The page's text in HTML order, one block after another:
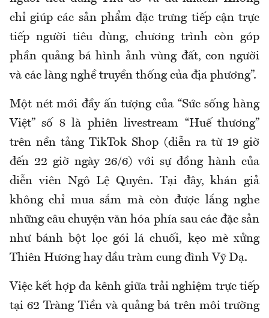
chỉ giúp các sản phẩm đặc trưng tiếp cận trực
tiếp người tiêu dùng, chương trình còn góp
phần quảng bá hình ảnh vùng đất, con người
và các làng nghề truyền thống của địa phương”.
Một nét mới đầy ấn tượng của “Sức sống hàng
Việt” số 8 là phiên livestream “Huế thương”
trên nền tảng TikTok Shop (diễn ra từ 19 giờ
đến 22 giờ ngày 26/6) với sự đồng hành của
diễn viên Ngô Lệ Quyên. Tại đây, khán giả
không chỉ mua sắm mà còn được lắng nghe
những câu chuyện văn hóa phía sau các đặc sản
như bánh bột lọc gói lá chuối, kẹo mè xửng
Thiên Hương hay dầu tràm cung đình Vỹ Dạ.
Việc kết hợp đa kênh giữa trải nghiệm trực tiếp
tại 62 Tràng Tiền và quảng bá trên môi trường